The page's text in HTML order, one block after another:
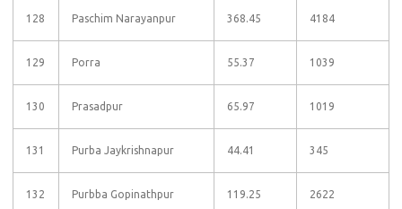
128 Paschim Narayanpur 368.45 4184
129 Porra 55.37 1039
130 Prasadpur 65.97 1019
131 Purba Jaykrishnapur 44.41 345
132 Purbba Gopinathpur 119.25 2622